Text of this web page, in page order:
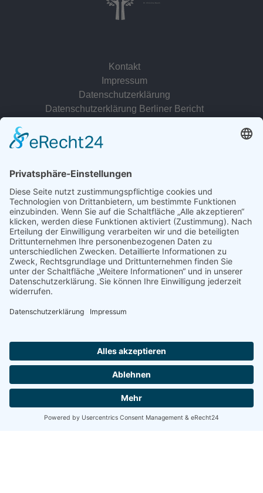
Dr. Christina Baum
Kontakt
Impressum
Datenschutzerklärung
Datenschutzerklärung Berliner Bericht
© 2022 - 2026 Dr. Christina Baum. Alle Rechte vorbehalten.